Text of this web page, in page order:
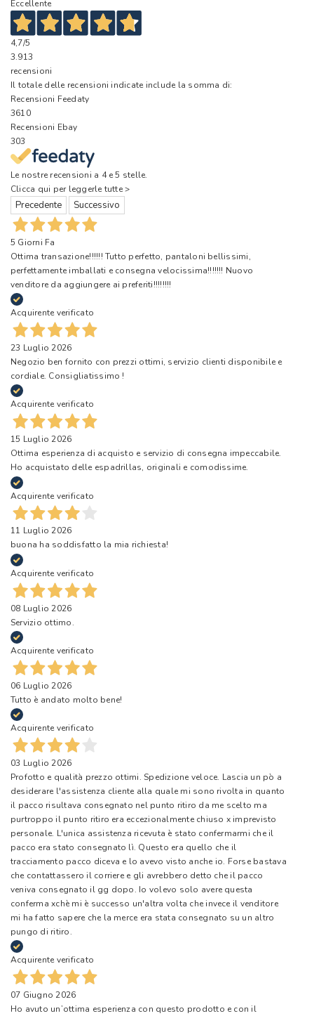
Eccellente
4,7/5
3.913
recensioni
Il totale delle recensioni indicate include la somma di:
Recensioni Feedaty
3610
Recensioni Ebay
303
Le nostre recensioni a 4 e 5 stelle.
Clicca qui per leggerle tutte >
Precedente Successivo
5 Giorni Fa
Ottima transazione!!!!!! Tutto perfetto, pantaloni bellissimi,
perfettamente imballati e consegna velocissima!!!!!!! Nuovo
venditore da aggiungere ai preferiti!!!!!!!!
Acquirente verificato
23 Luglio 2026
Negozio ben fornito con prezzi ottimi, servizio clienti disponibile e
cordiale. Consigliatissimo !
Acquirente verificato
15 Luglio 2026
Ottima esperienza di acquisto e servizio di consegna impeccabile.
Ho acquistato delle espadrillas, originali e comodissime.
Acquirente verificato
11 Luglio 2026
buona ha soddisfatto la mia richiesta!
Acquirente verificato
08 Luglio 2026
Servizio ottimo.
Acquirente verificato
06 Luglio 2026
Tutto è andato molto bene!
Acquirente verificato
03 Luglio 2026
Profotto e qualità prezzo ottimi. Spedizione veloce. Lascia un pò a
desiderare l'assistenza cliente alla quale mi sono rivolta in quanto
il pacco risultava consegnato nel punto ritiro da me scelto ma
purtroppo il punto ritiro era eccezionalmente chiuso x imprevisto
personale. L'unica assistenza ricevuta è stato confermarmi che il
pacco era stato consegnato lì. Questo era quello che il
tracciamento pacco diceva e lo avevo visto anche io. Forse bastava
che contattassero il corriere e gli avrebbero detto che il pacco
veniva consegnato il gg dopo. Io volevo solo avere questa
conferma xchè mi è successo un'altra volta che invece il venditore
mi ha fatto sapere che la merce era stata consegnato su un altro
pungo di ritiro.
Acquirente verificato
07 Giugno 2026
Ho avuto un’ottima esperienza con questo prodotto e con il